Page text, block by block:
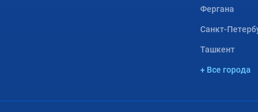
Фергана
Санкт-
Ташкент
+ Все города